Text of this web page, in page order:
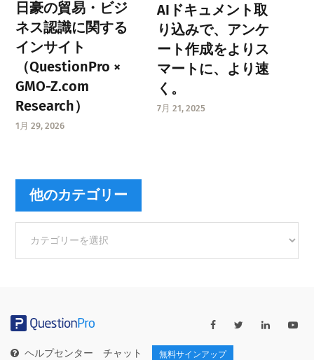
日豪の貿易・ビジ
ネス認識に関する
インサイト
（QuestionPro ×
GMO-Z.com
Research）
1月 29, 2026
AIドキュメント取
り込みで、アンケ
ート作成をよりス
マートに、より速
く。
7月 21, 2025
他のカテゴリー
カ
ー
ヘルプセンター チャット 無料サインアップ